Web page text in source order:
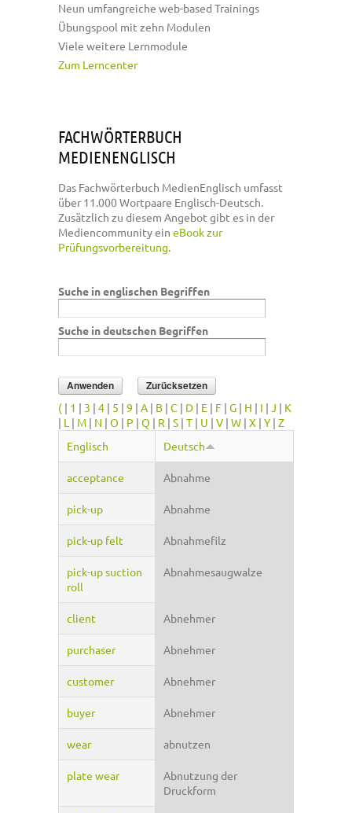
Neun umfangreiche web-based Trainings
Übungspool mit zehn Modulen
Viele weitere Lernmodule
Zum Lerncenter
FACHWÖRTERBUCH
MEDIENENGLISCH
Das Fachwörterbuch MedienEnglisch umfasst
über 11.000 Wortpaare Englisch-Deutsch.
Zusätzlich zu diesem Angebot gibt es in der
Mediencommunity ein eBook zur
Prüfungsvorbereitung.
Suche in englischen Begriffen
Suche in deutschen Begriffen
( | 1 | 3 | 4 | 5 | 9 | A | B | C | D | E | F | G | H | I | J | K
| L | M | N | O | P | Q | R | S | T | U | V | W | X | Y | Z
Englisch
Deutsch
acceptance Abnahme
pick-up Abnahme
pick-up felt Abnahmefilz
pick-up suction
roll
Abnahmesaugwalze
client Abnehmer
purchaser Abnehmer
customer Abnehmer
buyer Abnehmer
wear abnutzen
plate wear
Abnutzung der
Druckform